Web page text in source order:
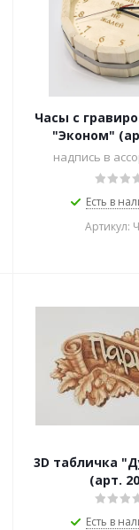
Часы с
"Эконом"
надпись в
Есть в
Артикул:
3D табличка
(арт.
Есть в